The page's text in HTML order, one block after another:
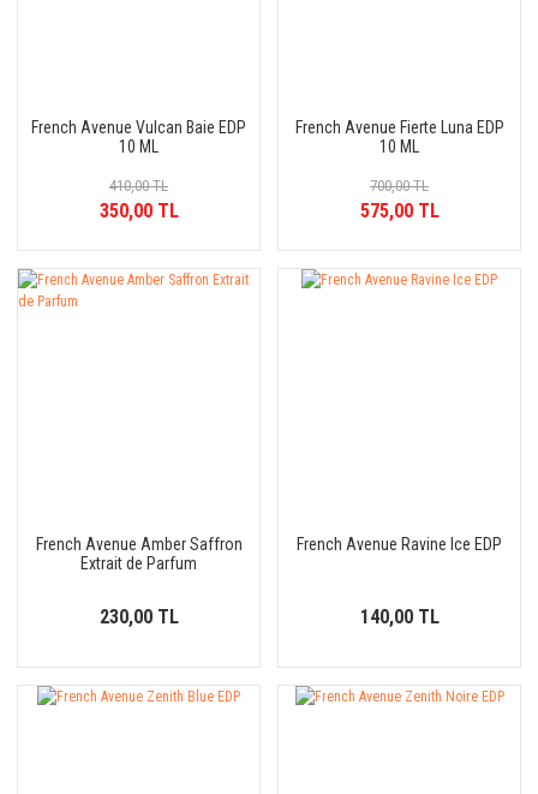
French Avenue Vulcan Baie EDP
10 ML
410,00 TL
350,00 TL
French Avenue Fierte Luna EDP
10 ML
700,00 TL
575,00 TL
French Avenue Amber Saffron
Extrait de Parfum
230,00 TL
French Avenue Ravine Ice EDP
140,00 TL